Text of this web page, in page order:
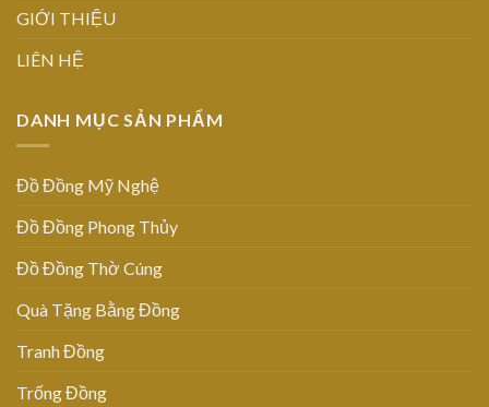
GIỚI THIỆU
LIÊN HỆ
DANH MỤC SẢN PHẨM
Đồ Đồng Mỹ Nghệ
Đồ Đồng Phong Thủy
Đồ Đồng Thờ Cúng
Quà Tặng Bằng Đồng
Tranh Đồng
Trống Đồng